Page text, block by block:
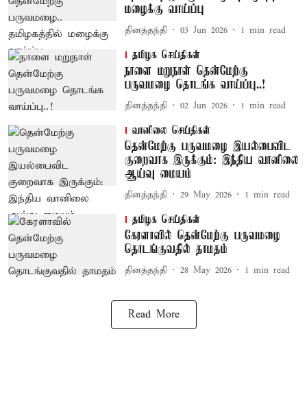
மழைக்கு வாய்ப்பு
தினத்தந்தி 03 Jun 2026 1 min read
தமிழக செய்திகள்
நாளை மறுநாள் தென்மேற்கு
பருவமழை தொடங்க வாய்ப்பு..!
தினத்தந்தி 02 Jun 2026 1 min read
வானிலை செய்திகள்
தென்மேற்கு பருவமழை இயல்பைவிட
குறைவாக இருக்கும்: இந்திய வானிலை
ஆய்வு மையம்
தினத்தந்தி 29 May 2026 1 min read
தமிழக செய்திகள்
கேரளாவில் தென்மேற்கு பருவமழை
தொடங்குவதில் தாமதம்
தினத்தந்தி 28 May 2026 1 min read
Read More